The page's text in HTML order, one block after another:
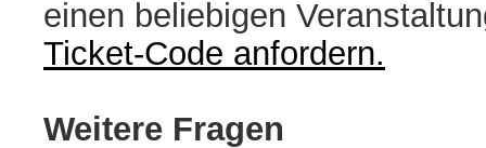
einen beliebigen
Ticket-Code anfordern.
Weitere Fragen